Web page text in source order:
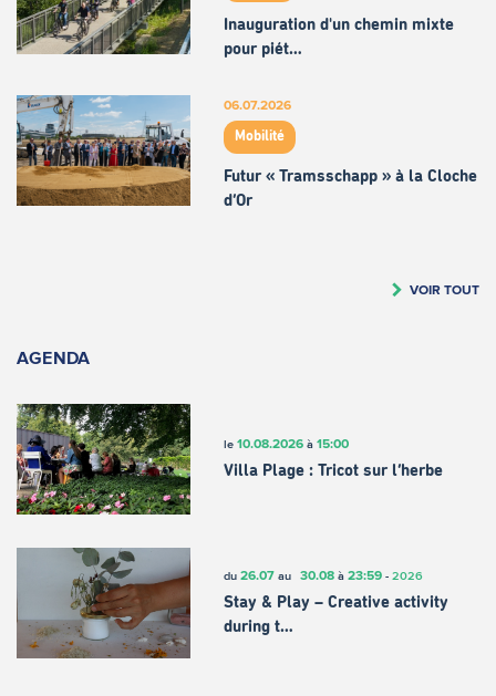
Inauguration d'un chemin mixte
pour piét…
06.07.2026
Mobilité
Futur « Tramsschapp » à la Cloche
d’Or
VOIR TOUT
AGENDA
le 10.08.2026à 15:00
Villa Plage : Tricot sur l’herbe
du 26.07au 30.08à 23:59- 2026
Stay & Play – Creative activity
during t…